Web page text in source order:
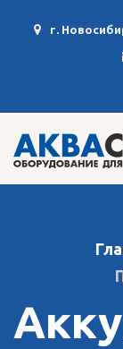
г.